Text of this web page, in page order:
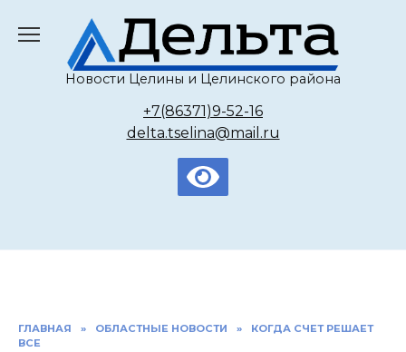
содержанию
Новости Целины и Целинского района
+7(86371)9-52-16
delta.tselina@mail.ru
ГЛАВНАЯ » ОБЛАСТНЫЕ НОВОСТИ »
КОГДА СЧЕТ РЕШАЕТ
ВСЕ